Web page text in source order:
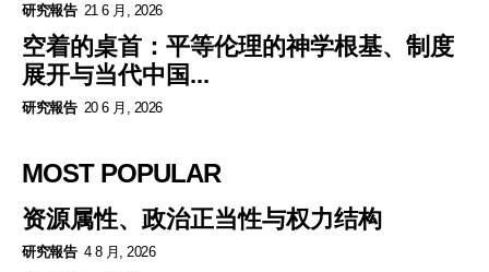
研究報告 21 6 月, 2026
空着的桌首：平等伦理的神学根基、制度
展开与当代中国...
研究報告 20 6 月, 2026
MOST POPULAR
资源属性、政治正当性与权力结构
研究報告 4 8 月, 2026